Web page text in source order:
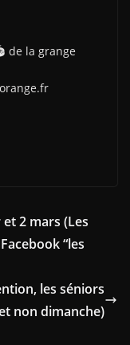
de la grange
2 mars (Les
“les
les séniors
non dimanche)